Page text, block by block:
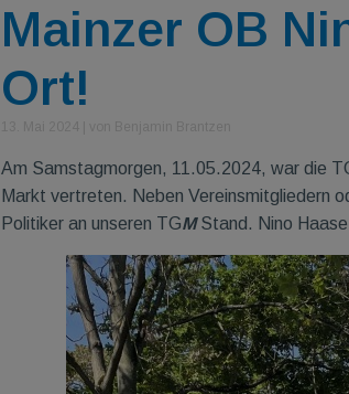
Mainzer OB
Ort!
Am Samstagmorgen, 11.05.2024, war die
Markt vertreten. Neben Vereinsmitgliedern
Politiker an unseren TGMStand. Nino Haase